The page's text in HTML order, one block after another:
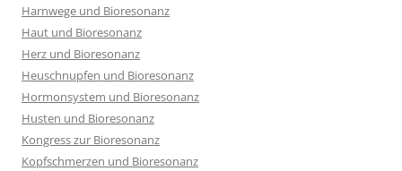
Harnwege und Bioresonanz
Haut und Bioresonanz
Herz und Bioresonanz
Heuschnupfen und Bioresonanz
Hormonsystem und Bioresonanz
Husten und Bioresonanz
Kongress zur Bioresonanz
Kopfschmerzen und Bioresonanz